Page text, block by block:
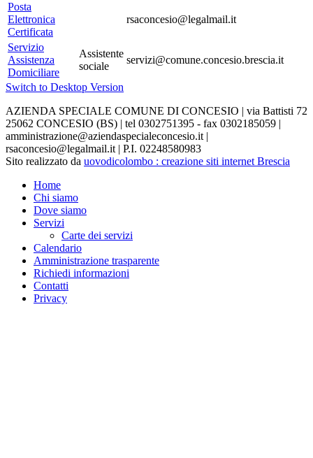
Posta
Elettronica
Certificata
rsaconcesio@legalmail.it
Servizio
Assistenza
Domiciliare
Assistente
sociale
servizi@comune.concesio.brescia.it
Switch to Desktop Version
AZIENDA SPECIALE COMUNE DI CONCESIO | via Battisti 72
25062 CONCESIO (BS) | tel 0302751395 - fax 0302185059 |
amministrazione@aziendaspecialeconcesio.it |
rsaconcesio@legalmail.it | P.I. 02248580983
Sito realizzato da uovodicolombo : creazione siti internet Brescia
Home
Chi siamo
Dove siamo
Servizi
Carte dei servizi
Calendario
Amministrazione trasparente
Richiedi informazioni
Contatti
Privacy